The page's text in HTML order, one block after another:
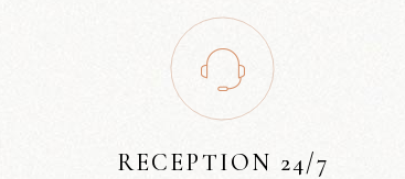
RECEPTION 24/7